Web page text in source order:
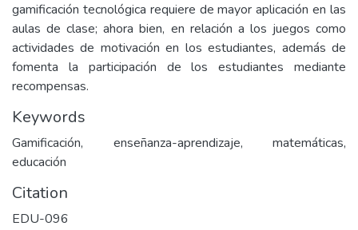
gamificación tecnológica requiere de mayor aplicación en las
aulas de clase; ahora bien, en relación a los juegos como
actividades de motivación en los estudiantes, además de
fomenta la participación de los estudiantes mediante
recompensas.
Keywords
Gamificación, enseñanza-aprendizaje, matemáticas,
educación
Citation
EDU-096